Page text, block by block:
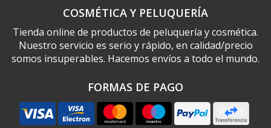
COSMÉTICA Y PELUQUERÍA
Tienda online de productos de peluquería y cosmética.
Nuestro servicio es serio y rápido, en calidad/precio
somos insuperables. Hacemos envíos a todo el mundo.
FORMAS DE PAGO